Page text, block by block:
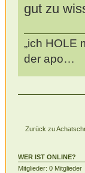
gut zu
„ich HOLE
der apo…
Zurück zu
WER IST ONLINE?
Mitglieder: 0 Mitglieder